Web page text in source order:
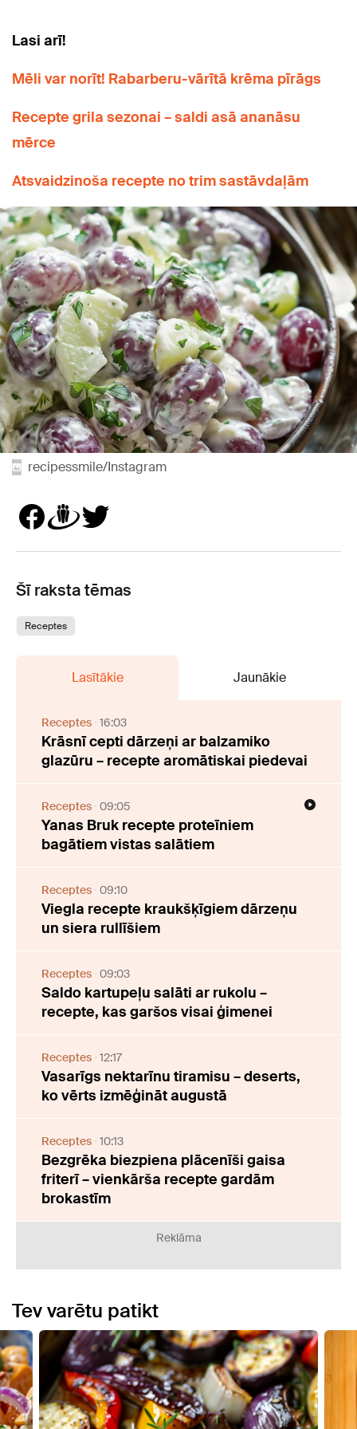
Lasi arī!
Mēli var norīt! Rabarberu-vārītā krēma pīrāgs
Recepte grila sezonai – saldi asā ananāsu
mērce
Atsvaidzinoša recepte no trim sastāvdaļām
recipessmile/Instagram
Šī raksta tēmas
Receptes
Lasītākie Jaunākie
Receptes 16:03
Krāsnī cepti dārzeņi ar balzamiko
glazūru – recepte aromātiskai piedevai
Receptes 09:05
Yanas Bruk recepte proteīniem
bagātiem vistas salātiem
Receptes 09:10
Viegla recepte kraukšķīgiem dārzeņu
un siera rullīšiem
Receptes 09:03
Saldo kartupeļu salāti ar rukolu –
recepte, kas garšos visai ģimenei
Receptes 12:17
Vasarīgs nektarīnu tiramisu – deserts,
ko vērts izmēģināt augustā
Receptes 10:13
Bezgrēka biezpiena plācenīši gaisa
friterī – vienkārša recepte gardām
brokastīm
Reklāma
Tev varētu patikt